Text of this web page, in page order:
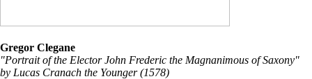
Gregor Clegane
"Portrait of the Elector John Frederic the Magnanimous of Saxony"
by Lucas Cranach the Younger (1578)